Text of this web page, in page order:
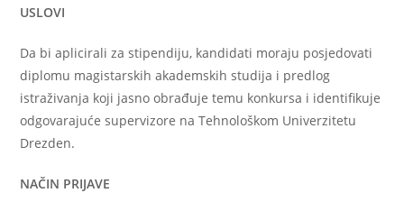
USLOVI
Da bi aplicirali za stipendiju, kandidati moraju posjedovati
diplomu magistarskih akademskih studija i predlog
istraživanja koji jasno obrađuje temu konkursa i identifikuje
odgovarajuće supervizore na Tehnološkom Univerzitetu
Drezden.
NAČIN PRIJAVE